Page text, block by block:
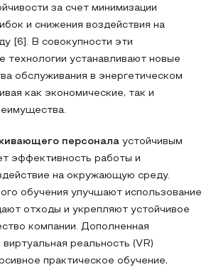
за счет минимизации
и снижения воздействия на
[6]. В совокупности эти
технологии устанавливают новые
обслуживания в энергетическом
как экономические, так и
персонала устойчивым
эффективность работы и
на окружающую среду.
обучения улучшают использование
отходы и укрепляют устойчивое
компании. Дополненная
реальность (VR)
практическое обучение,